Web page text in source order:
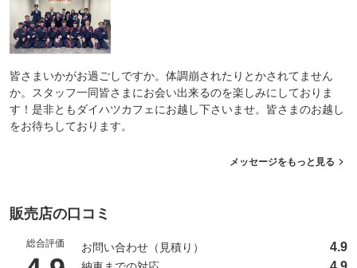
皆さまいかがお過ごしですか。体調崩されたりとかされてません
か。スタッフ一同皆さまにお会い出来るのを楽しみにしておりま
す！是非ともダイハツカフェにお越し下さいませ。皆さまのお越し
をお待ちしております。
メッセージをもっと見る
販売店の口コミ
総合評価 お問い合わせ（見積り） 4.9